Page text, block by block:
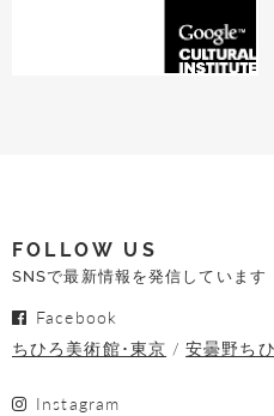
FOLLOW US
SNSで最新情報を発信しています
Facebook
ちひろ美術館･東京
安曇野ち
Instagram